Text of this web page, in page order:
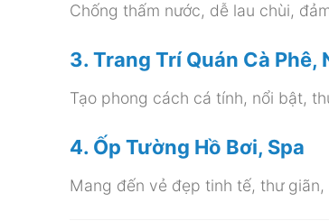
Chống thấm nước, dễ lau chùi,
3. Trang Trí Quán Cà Phê,
Tạo phong cách cá tính, nổi bật,
4. Ốp Tường Hồ Bơi, Spa
Mang đến vẻ đẹp tinh tế, thư